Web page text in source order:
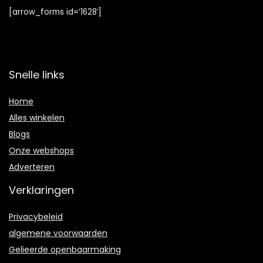
[arrow_forms id=’1628′]
Snelle links
Home
Alles winkelen
Blogs
Onze webshops
Adverteren
Verklaringen
Privacybeleid
algemene voorwaarden
Gelieerde openbaarmaking